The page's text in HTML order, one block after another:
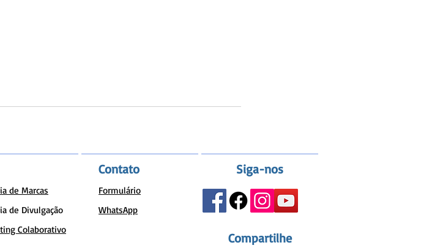
de Marcas
de Divulgação
Colaborativo
Formulário
WhatsApp
Siga-nos
Compartilhe
Contato